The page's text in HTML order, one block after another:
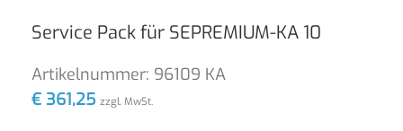
Service Pack für SEPREMIUM-KA 10
Artikelnummer: 96109 KA
€ 361,25 zzgl. MwSt.